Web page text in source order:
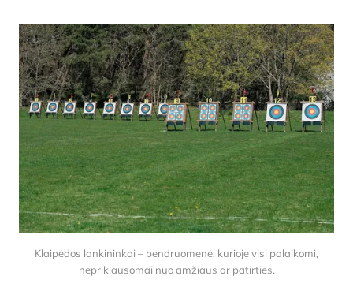
Klaipėdos lankininkai – bendruomenė, kurioje visi palaikomi,
nepriklausomai nuo amžiaus ar patirties.